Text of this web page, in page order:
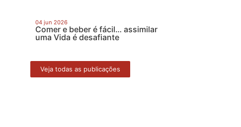
04 jun 2026
Comer e beber é fácil… assimilar
uma Vida é desafiante
Veja todas as publicações